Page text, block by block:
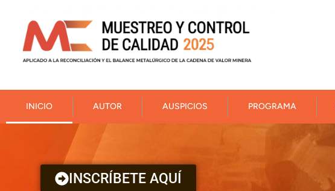
INICIO AUTOR AUSPICIOS PROGRAMA
INSCRÍBETE AQUÍ